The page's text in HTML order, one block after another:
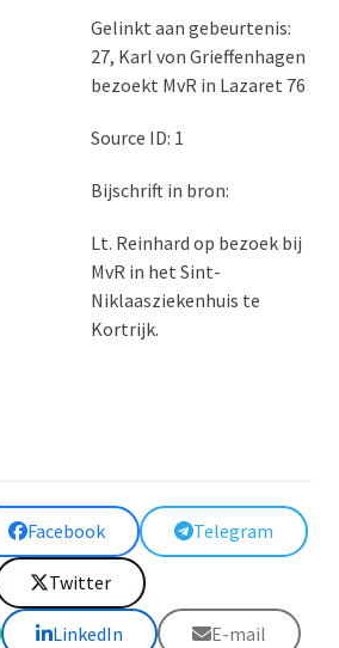
Gelinkt aan gebeurtenis:
27, Karl von Grieffenhagen
bezoekt MvR in Lazaret 76
Source ID: 1
Bijschrift in bron:
Lt. Reinhard op bezoek bij
MvR in het Sint-
Niklaasziekenhuis te
Kortrijk.
Facebook Telegram
Twitter
LinkedIn E-mail